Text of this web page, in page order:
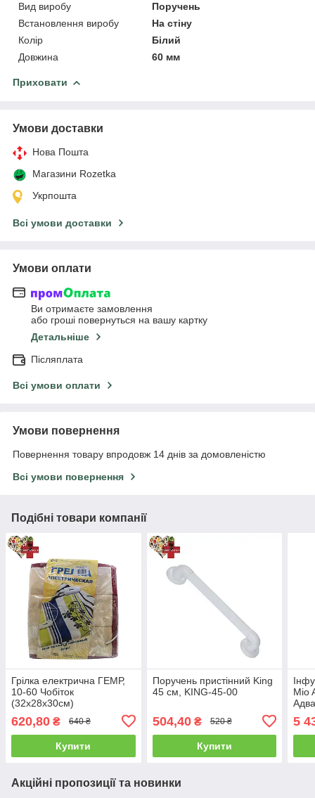
Вид виробу
Поручень
Встановлення виробу
На стіну
Колір
Білий
Довжина
60 мм
Приховати
Умови доставки
Нова Пошта
Магазини Rozetka
Укрпошта
Всі умови доставки
Умови оплати
Ви отримаєте замовлення
або гроші повернуться на вашу картку
Детальніше
Післяплата
Всі умови оплати
Умови повернення
Повернення товару впродовж 14 днів за домовленістю
Всі умови повернення
Подібні товари компанії
Грілка електрична ГЕМР,
10-60 Чобіток
(32х28х30см)
620,80 ₴ 640 ₴
Купити
Поручень пристінний King
45 см, KING-45-00
504,40₴ 520 ₴
Купити
Mio
5
Акційні пропозиції та новинки